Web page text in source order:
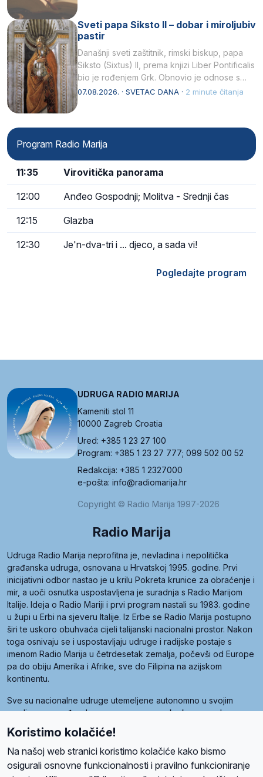
Sveti papa Siksto II – dobar i miroljubiv
pastir
Današnji sveti zaštitnik, rimski biskup, papa
Siksto (Sixtus) II, prema knjizi Liber Pontificalis
bio je rođenjem Grk. Obnovio je odnose s
afričkim…
07.08.2026. · SVETAC DANA · 2 minute čitanja
Program Radio Marija
11:35 Virovitička panorama
12:00 Anđeo Gospodnji; Molitva - Srednji čas
12:15 Glazba
12:30 Je'n-dva-tri i ... djeco, a sada vi!
Pogledajte program
UDRUGA RADIO MARIJA
Kameniti stol 11
10000 Zagreb Croatia
Ured: +385 1 23 27 100
Program: +385 1 23 27 777; 099 502 00 52
Redakcija: +385 1 2327000
e-pošta: info@radiomarija.hr
Copyright © Radio Marija 1997-2026
Radio Marija
Udruga Radio Marija neprofitna je, nevladina i nepolitička
građanska udruga, osnovana u Hrvatskoj 1995. godine. Prvi
inicijativni odbor nastao je u krilu Pokreta krunice za obraćenje i
mir, a uoči osnutka uspostavljena je suradnja s Radio Marijom
Italije. Ideja o Radio Mariji i prvi program nastali su 1983. godine
u župi u Erbi na sjeveru Italije. Iz Erbe se Radio Marija postupno
širi te uskoro obuhvaća cijeli talijanski nacionalni prostor. Nakon
toga osnivaju se i uspostavljaju udruge i radijske postaje s
imenom Radio Marija u četrdesetak zemalja, počevši od Europe
pa do obiju Amerika i Afrike, sve do Filipina na azijskom
kontinentu.
Sve su nacionalne udruge utemeljene autonomno u svojim
zemljama, a međusobna su povezane preko krovne udruge
pod nazivom Svjetska obitelj Radio Marije (World Family of
Radio Maria). Svjetsku obitelj utemeljilo je sedam članica, među
kojima je i hrvatska Udruga Radio Marija.
Koristimo kolačiće!
Na našoj web stranici koristimo kolačiće kako bismo
osigurali osnovne funkcionalnosti i pravilno funkcioniranje